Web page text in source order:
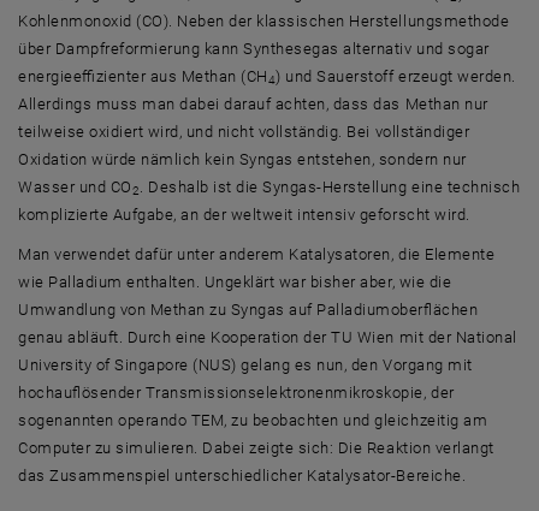
Kohlenmonoxid (CO). Neben der klassischen Herstellungsmethode
über Dampfreformierung kann Synthesegas alternativ und sogar
energieeffizienter aus Methan (CH4) und Sauerstoff erzeugt werden.
Allerdings muss man dabei darauf achten, dass das Methan nur
teilweise oxidiert wird, und nicht vollständig. Bei vollständiger
Oxidation würde nämlich kein Syngas entstehen, sondern nur
Wasser und CO2
. Deshalb ist die Syngas-Herstellung eine technisch
komplizierte Aufgabe, an der weltweit intensiv geforscht wird.
Man verwendet dafür unter anderem Katalysatoren, die Elemente
wie Palladium enthalten. Ungeklärt war bisher aber, wie die
Umwandlung von Methan zu Syngas auf Palladiumoberflächen
genau abläuft. Durch eine Kooperation der TU Wien mit der National
University of Singapore (NUS) gelang es nun, den Vorgang mit
hochauflösender Transmissionselektronenmikroskopie, der
sogenannten operando TEM, zu beobachten und gleichzeitig am
Computer zu simulieren. Dabei zeigte sich: Die Reaktion verlangt
das Zusammenspiel unterschiedlicher Katalysator-Bereiche.